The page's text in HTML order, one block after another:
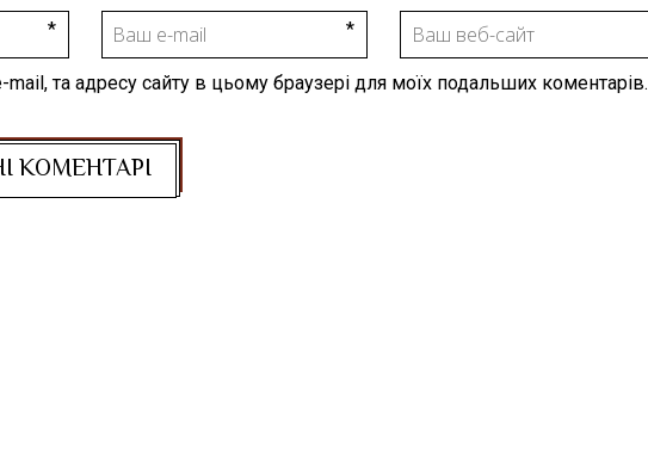
mail, та адресу сайту в цьому браузері для моїх подальших коментарів.